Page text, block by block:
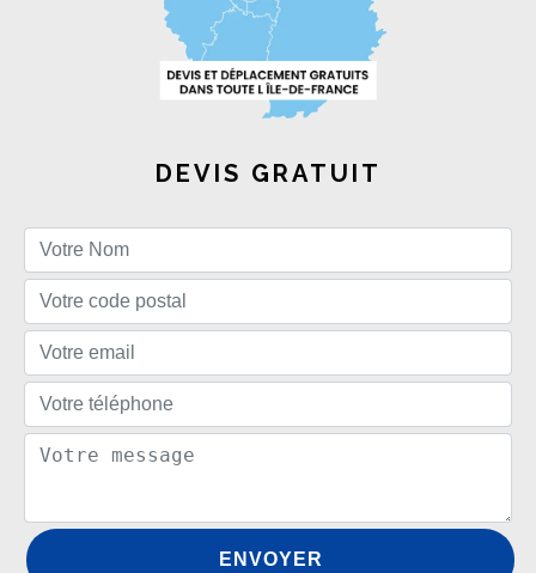
DEVIS GRATUIT